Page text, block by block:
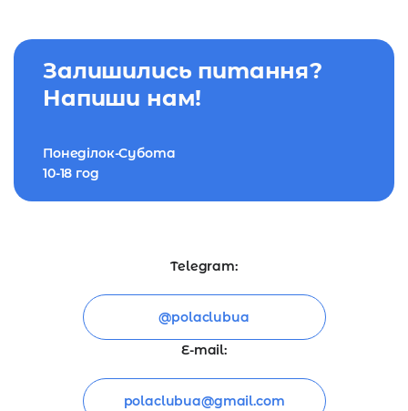
Залишились питання?
Напиши нам!
Понеділок-Субота
10-18 год
Telegram:
@polaclubua
E-mail:
polaclubua@gmail.com